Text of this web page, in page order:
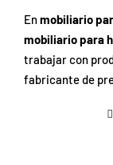
Enmobiliario
mobiliario para
trabajar con
fabricante de